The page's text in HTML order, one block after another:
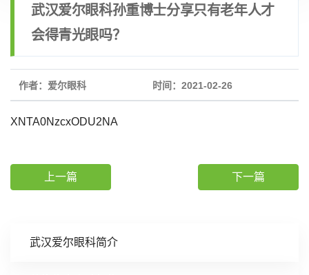
武汉爱尔眼科简介
武汉爱尔眼科孙重博士分享只有老年人才
会得青光眼吗？
作者：爱尔眼科 时间：2021-02-26
XNTA0NzcxODU2NA
上一篇 下一篇